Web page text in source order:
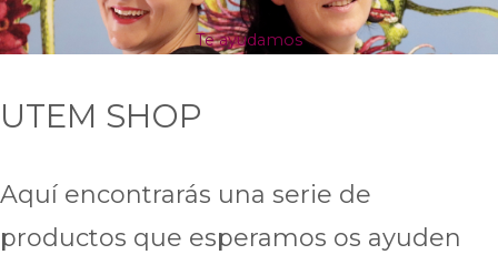
Te ayudamos
UTEM SHOP
Aquí encontrarás una serie de
productos que esperamos os ayuden